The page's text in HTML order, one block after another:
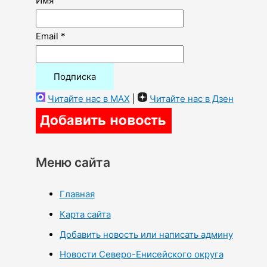
Email *
Читайте нас в MAX Читайте нас в Дзен
Меню сайта
Главная
Карта сайта
Добавить новость или написать админу
Новости Северо-Енисейского округа